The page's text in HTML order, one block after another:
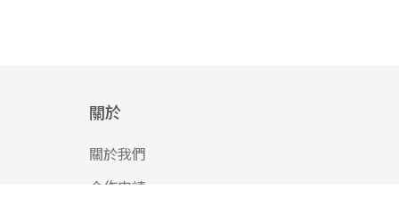
關於
關於我們
合作申請